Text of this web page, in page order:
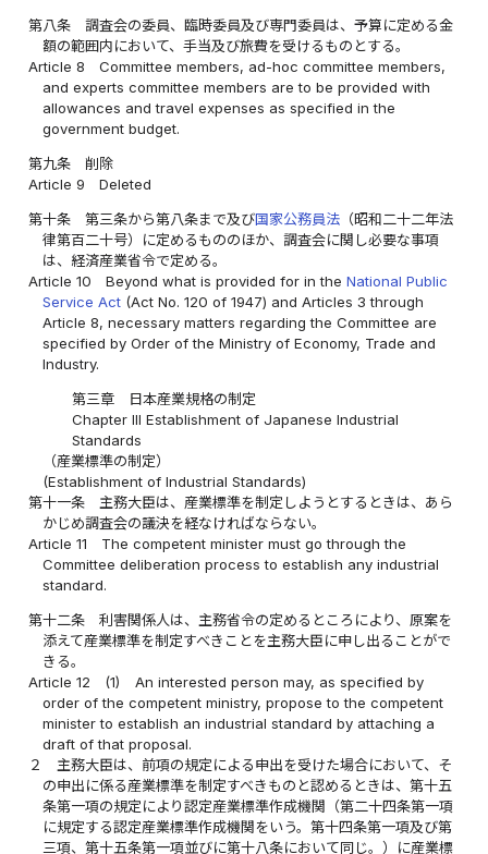
第八条
調査会の委員、臨時委員及び専門委員は、予算に定める金
額の範囲内において、手当及び旅費を受けるものとする。
Article 8
Committee members, ad-hoc committee members,
and experts committee members are to be provided with
allowances and travel expenses as specified in the
government budget.
第九条
削除
Article 9
Deleted
第十条 第三条から第八条まで及び国家公務員法 （昭和二十二年法
律第百二十号）に定めるもののほか、調査会に関し必要な事項
は、経済産業省令で定める。
Article 10
Beyond what is provided for in theNational Public
Service Act (Act No. 120 of 1947) and Articles 3 through
Article 8, necessary matters regarding the Committee are
specified by Order of the Ministry of Economy, Trade and
Industry.
第三章 日本産業規格の制定
Chapter III Establishment of Japanese Industrial
Standards
（産業標準の制定）
(Establishment of Industrial Standards)
第十一条
主務大臣は、産業標準を制定しようとするときは、あら
かじめ調査会の議決を経なければならない。
Article 11
The competent minister must go through the
Committee deliberation process to establish any industrial
standard.
第十二条
利害関係人は、主務省令の定めるところにより、原案を
添えて産業標準を制定すべきことを主務大臣に申し出ることがで
きる。
Article 12
(1)
An interested person may, as specified by
order of the competent ministry, propose to the competent
minister to establish an industrial standard by attaching a
draft of that proposal.
２
主務大臣は、前項の規定による申出を受けた場合において、そ
の申出に係る産業標準を制定すべきものと認めるときは、第十五
条第一項の規定により認定産業標準作成機関（第二十四条第一項
に規定する認定産業標準作成機関をいう。第十四条第一項及び第
三項、第十五条第一項並びに第十八条において同じ。）に産業標